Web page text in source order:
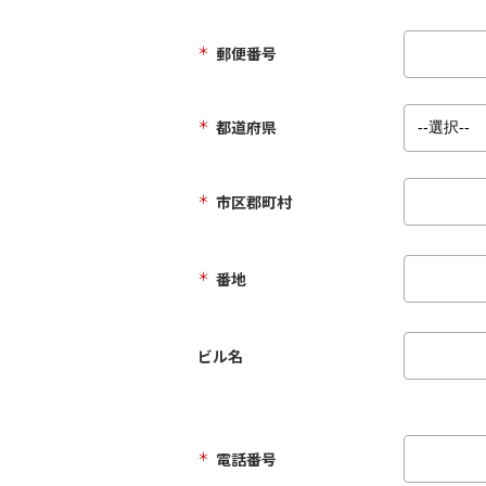
＊ 郵便番号
＊ 都道府県
＊ 市区郡町村
＊ 番地
ビル名
＊ 電話番号